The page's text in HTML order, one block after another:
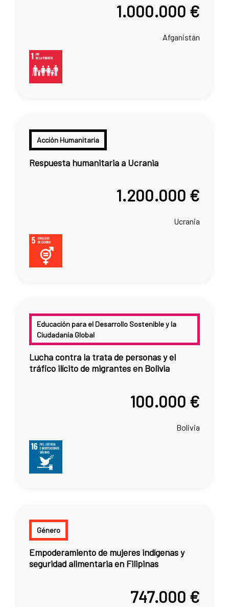
1.000.000 €
Afganistán
Acción Humanitaria
Respuesta humanitaria a Ucrania
1.200.000 €
Ucrania
Educación para el Desarrollo Sostenible y la
Ciudadanía Global
Lucha contra la trata de personas y el
tráfico ilícito de migrantes en Bolivia
100.000 €
Bolivia
Género
Empoderamiento de mujeres indígenas y
seguridad alimentaria en Filipinas
747.000 €